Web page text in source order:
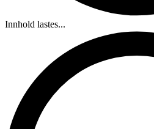
Innhold lastes...